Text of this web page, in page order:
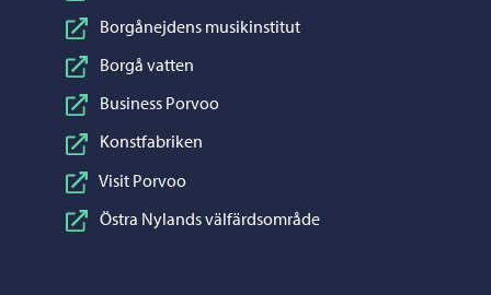
Borgånejdens musikinstitut
Borgå vatten
Business Porvoo
Konstfabriken
Visit Porvoo
Östra Nylands välfärdsområde